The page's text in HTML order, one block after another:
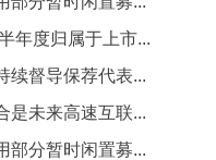
年度归属于上市...
续督导保荐代表...
是未来高速互联...
部分暂时闲置募...